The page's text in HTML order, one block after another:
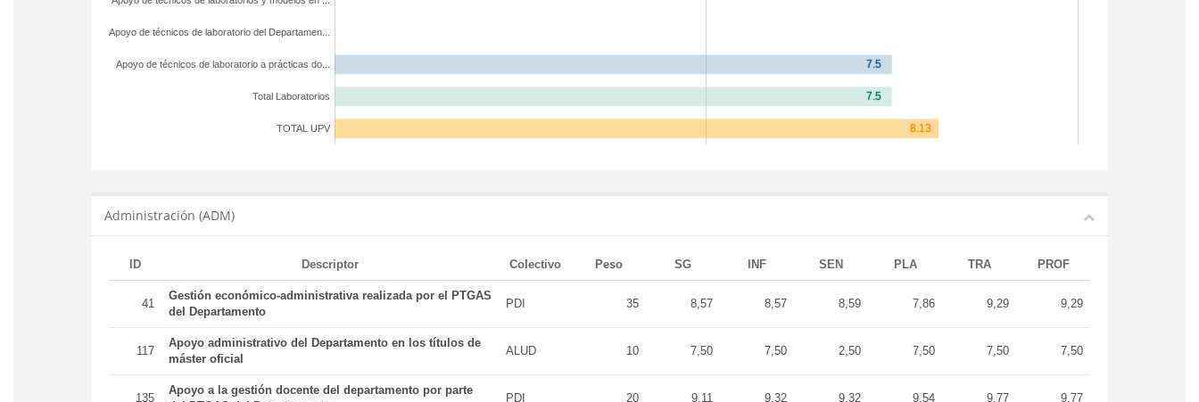
TOTAL UPV
Total Laboratorios
Apoyo de técnicos de laboratorio a prácticas do...
Apoyo de técnicos de laboratorio del Departamen...
Administración (ADM)
ID Descriptor Colectivo Peso SG INF SEN PLA TRA PROF
41
Gestión económico-administrativa realizada por el PTGAS
del Departamento
PDI 35 8,57 8,57 8,59 7,86 9,29 9,29
117
Apoyo administrativo del Departamento en los títulos de
máster oficial
ALUD 10 7,50 7,50 2,50 7,50 7,50 7,50
135
Apoyo a la gestión docente del departamento por parte
PDI 20 9,11 9,32 9,32 9,54 9,77 9,77